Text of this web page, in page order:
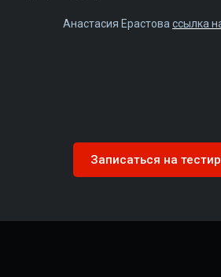
Анастасия Ерастова ссылка
Записаться на